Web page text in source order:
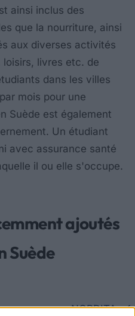
ainsi inclus des
que la nourriture, ainsi
aux diverses activités
loisirs, livres etc. de
dans les villes
mois pour une
Suède est également
Un étudiant
avec assurance santé
il ou elle s'occupe.
ajoutés
Suède
NORDITA -